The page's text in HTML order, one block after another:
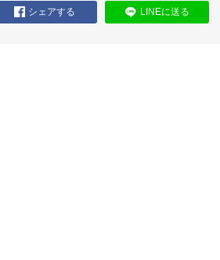
シェアする LINEに送る